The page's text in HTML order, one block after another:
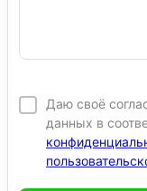
Даю своё
данных в